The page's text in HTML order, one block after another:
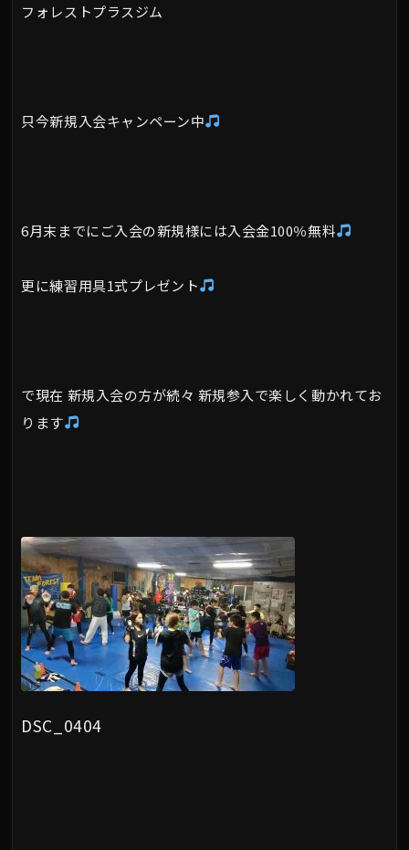
フォレストプラスジム
只今新規入会キャンペーン中
6月末までにご入会の新規様には入会金100％無料
更に練習用具1式プレゼント
で現在 新規入会の方が続々 新規参入で楽しく動かれてお
ります
DSC_0404